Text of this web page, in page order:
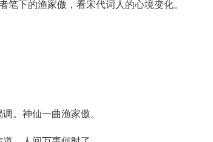
笔下的渔家傲，看宋代词人的心境变化。
。神仙一曲渔家傲。